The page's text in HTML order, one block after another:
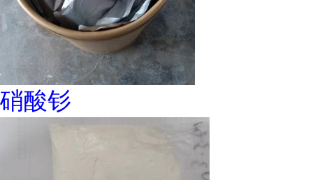
硝酸钐